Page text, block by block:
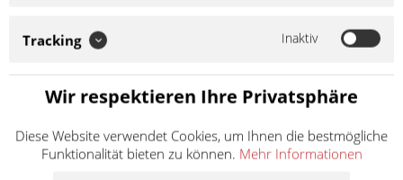
zeichnen diese Racing-Zylinder aus. die Zylinderköpfe sind
Weiter lesen >
236,89 € *
Inhalt:1
Tracking Inaktiv
Wir respektieren Ihre Privatsphäre
Diese Website verwendet Cookies, um Ihnen die bestmögliche
Funktionalität bieten zu können. Mehr Informationen